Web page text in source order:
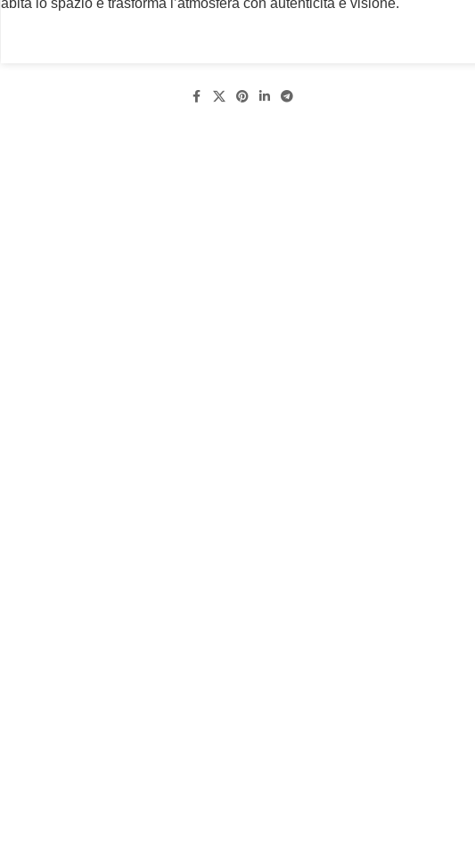
abita lo spazio e trasforma l’atmosfera con autenticità e visione.